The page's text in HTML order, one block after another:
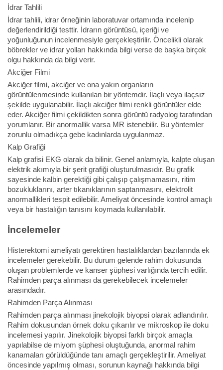
İdrar Tahlili
İdrar tahlili, idrar örneğinin laboratuvar ortamında incelenip
değerlendirildiği testtir. İdrarın görüntüsü, içeriği ve
yoğunluğunun incelenmesiyle gerçekleştirilir. Öncelikli olarak
böbrekler ve idrar yolları hakkında bilgi verse de başka birçok
olgu hakkında da bilgi verir.
Akciğer Filmi
Akciğer filmi, akciğer ve ona yakın organların
görüntülenmesinde kullanılan bir yöntemdir. İlaçlı veya ilaçsız
şekilde uygulanabilir. İlaçlı akciğer filmi renkli görüntüler elde
eder. Akciğer filmi çekildikten sonra görüntü radyolog tarafından
yorumlanır. Bir anormallik varsa MR istenebilir. Bu yöntemler
zorunlu olmadıkça gebe kadınlarda uygulanmaz.
Kalp Grafiği
Kalp grafisi EKG olarak da bilinir. Genel anlamıyla, kalpte oluşan
elektrik akımıyla bir şerit grafiği oluşturulmasıdır. Bu grafik
sayesinde kalbin gerektiği gibi çalışıp çalışmamasını, ritim
bozukluklarını, arter tıkanıklarının saptanmasını, elektrolit
anormallikleri tespit edilebilir. Ameliyat öncesinde kontrol amaçlı
veya bir hastalığın tanısını koymada kullanılabilir.
İncelemeler
Histerektomi ameliyatı gerektiren hastalıklardan bazılarında ek
incelemeler gerekebilir. Bu durum gelende rahim dokusunda
oluşan problemlerde ve kanser şüphesi varlığında tercih edilir.
Rahimden parça alınması da gerekebilecek incelemeler
arasındadır.
Rahimden Parça Alınması
Rahimden parça alınması jinekolojik biyopsi olarak adlandırılır.
Rahim dokusundan örnek doku çıkarılır ve mikroskop ile doku
incelemesi yapılır. Jinekolojik biyopsi farklı birçok amaçla
yapılabilse de miyom şüphesi oluştuğunda, anormal rahim
kanamaları görüldüğünde tanı amaçlı gerçekleştirilir. Ameliyat
öncesinde yapılmış olması, sorunun kaynağı hakkında bilgi